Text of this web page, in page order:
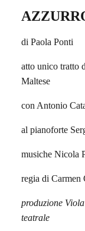
di Paola Ponti
atto unico tratto
Maltese
con Antonio
al pianoforte
musiche Nicola
regia di Carmen
produzione
teatrale